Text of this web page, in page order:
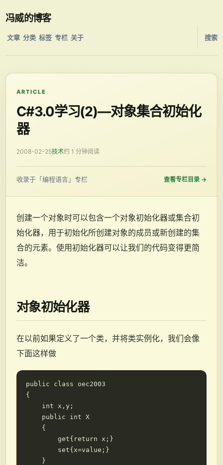
冯威的博客
文章 分类 标签 专栏 关于 搜索
ARTICLE
C#3.0学习(2)—对象集合初始化
器
2008-02-25技术约 1 分钟阅读
收录于「编程语言」专栏 查看专栏目录 →
创建一个对象时可以包含一个对象初始化器或集合初
始化器，用于初始化所创建对象的成员或新创建的集
合的元素。使用初始化器可以让我们的代码变得更简
洁。
对象初始化器
在以前如果定义了一个类，并将类实例化，我们会像
下面这样做
public class oec2003
{
    int x,y;
    public int X
    {
        get{return x;}
        set{x=value;}
    }